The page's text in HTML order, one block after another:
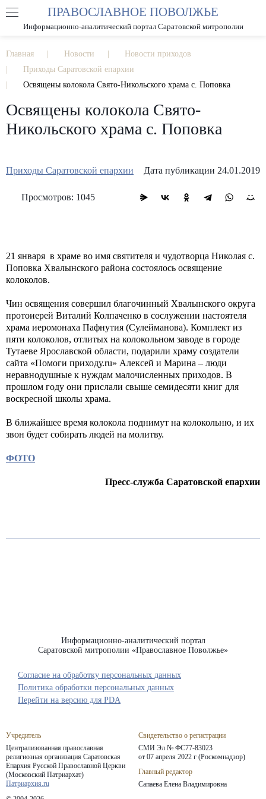
РАЗМЕР ШРИФТА А А
ПРАВОСЛАВНОЕ ПОВОЛЖЬЕ
Информационно-аналитический портал Саратовской митрополии
Главная Новости
Новости приходов
Приходы Саратовской епархии
Освящены колокола Свято-Никольского храма с. Поповка
Освящены колокола Свято-
Никольского храма с. Поповка
Приходы Саратовской епархии Дата публикации 24.01.2019
Просмотров: 1045
21 января в храме во имя святителя и чудотворца Николая с.
Поповка Хвалынского района состоялось освящение
колоколов.
Чин освящения совершил благочинный Хвалынского округа
протоиерей Виталий Колпаченко в сослужении настоятеля
храма иеромонаха Пафнутия (Сулейманова). Комплект из
пяти колоколов, отлитых на колокольном заводе в городе
Тутаеве Ярославской области, подарили храму создатели
сайта «Помоги приходу.ru» Алексей и Марина – люди
неравнодушные к нуждам малочисленных приходов. В
прошлом году они прислали свыше семидесяти книг для
воскресной школы храма.
В ближайшее время колокола поднимут на колокольню, и их
звон будет собирать людей на молитву.
ФОТО
Пресс-служба Саратовской епархии
Информационно-аналитический портал
Саратовской митрополии «Православное Поволжье»
Учредитель
Централизованная православная
религиозная организация Саратовская
Епархия Русской Православной Церкви
(Московский Патриархат)
Патриархия.ru
Свидетельство о регистрации
СМИ Эл № ФС77-83023
от 07 апреля 2022 г (Роскомнадзор)
Главный редактор
Сапаева Елена Владимировна
Согласие на обработку персональных данных
Политика обработки персональных данных
Перейти на версию для PDA